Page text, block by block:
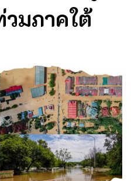
มภาคใต้